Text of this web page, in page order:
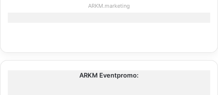
ARKM.marketing
ARKM Eventpromo: